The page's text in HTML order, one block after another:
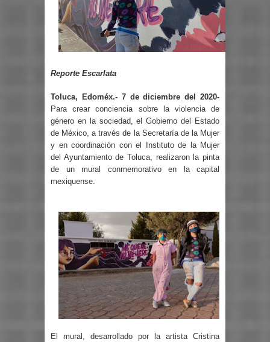
Reporte Escarlata
Toluca, Edoméx.- 7 de diciembre del 2020-
Para crear conciencia sobre la violencia de
género en la sociedad, el Gobierno del Estado
de México, a través de la Secretaría de la Mujer
y en coordinación con el Instituto de la Mujer
del Ayuntamiento de Toluca, realizaron la pinta
de un mural conmemorativo en la capital
mexiquense.
El mural, desarrollado por la artista Cristina